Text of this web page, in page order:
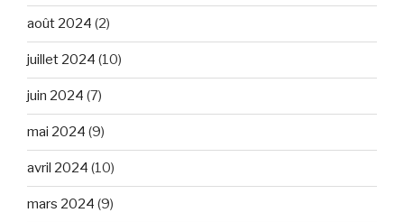
août 2024 (2)
juillet 2024 (10)
juin 2024 (7)
mai 2024 (9)
avril 2024 (10)
mars 2024 (9)